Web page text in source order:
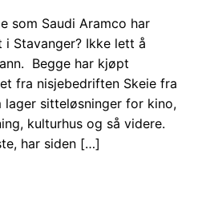
som Saudi Aramco har
Stavanger? Ikke lett å
Begge har kjøpt
fra nisjebedriften Skeie fra
lager sitteløsninger for kino,
kulturhus og så videre.
har siden […]